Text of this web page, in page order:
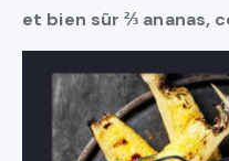
et bien sûr ⅔ ananas,